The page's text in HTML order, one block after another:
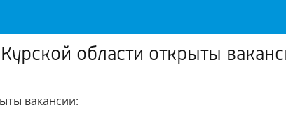
области открыты
вакансии: